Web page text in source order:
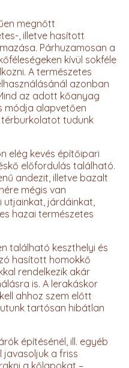
megnőtt
, illetve hasított
Párhuzamosan a
kívül sokféle
A természetes
azonban
az adott kőanyag
módja alapvetően
tudunk
elég kevés építőipari
előfordulás található.
andezit, illetve bazalt
mégis van
járdáinkat,
hazai természetes
található keszthelyi és
hasított homokkő
rendelkezik akár
is. A lerakáskor
ahhoz szem előtt
tartósan hibátlan
építésénél, ill. egyéb
javasoljuk a friss
a kőlapokat –